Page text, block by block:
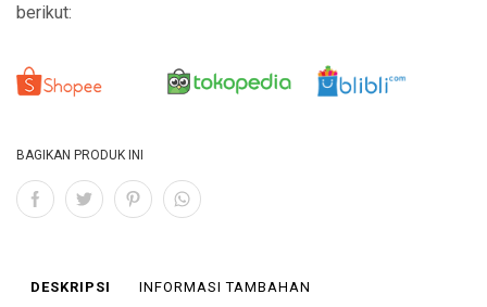
berikut:
BAGIKAN PRODUK INI
DESKRIPSI INFORMASI TAMBAHAN